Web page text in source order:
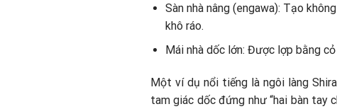
Sàn nhà nâng (engawa): Tạo
khô ráo.
Mái nhà dốc lớn: Được lợp bằng
Một ví dụ nổi tiếng là ngôi làng
tam giác dốc đứng như “hai bàn tay